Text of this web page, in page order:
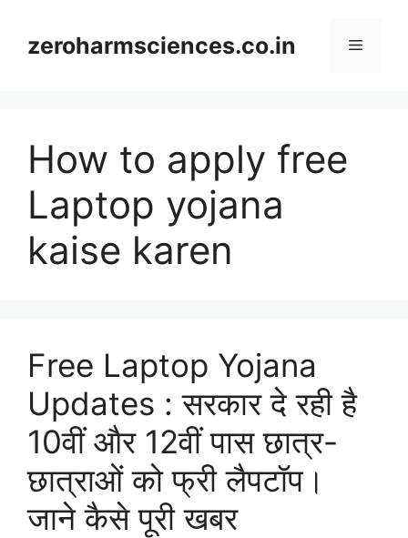
contentzeroharmsciences.co.in Menu
How to apply free
Laptop yojana
kaise karen
Free Laptop Yojana
Updates : सरकार दे रही है
10वीं और 12वीं पास छात्र-
छात्राओं को फ्री लैपटॉप।
जाने कैसे पूरी खबर